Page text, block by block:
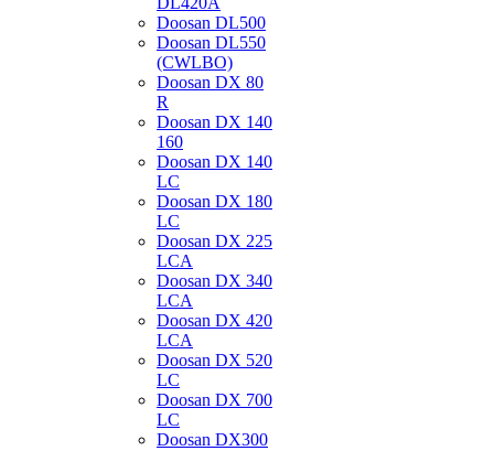
Doosan DL500
Doosan DL550
(CWLBO)
Doosan DX 80
R
Doosan DX 140
160
Doosan DX 140
LC
Doosan DX 180
LC
Doosan DX 225
LCA
Doosan DX 340
LCA
Doosan DX 420
LCA
Doosan DX 520
LC
Doosan DX 700
LC
Doosan DX300